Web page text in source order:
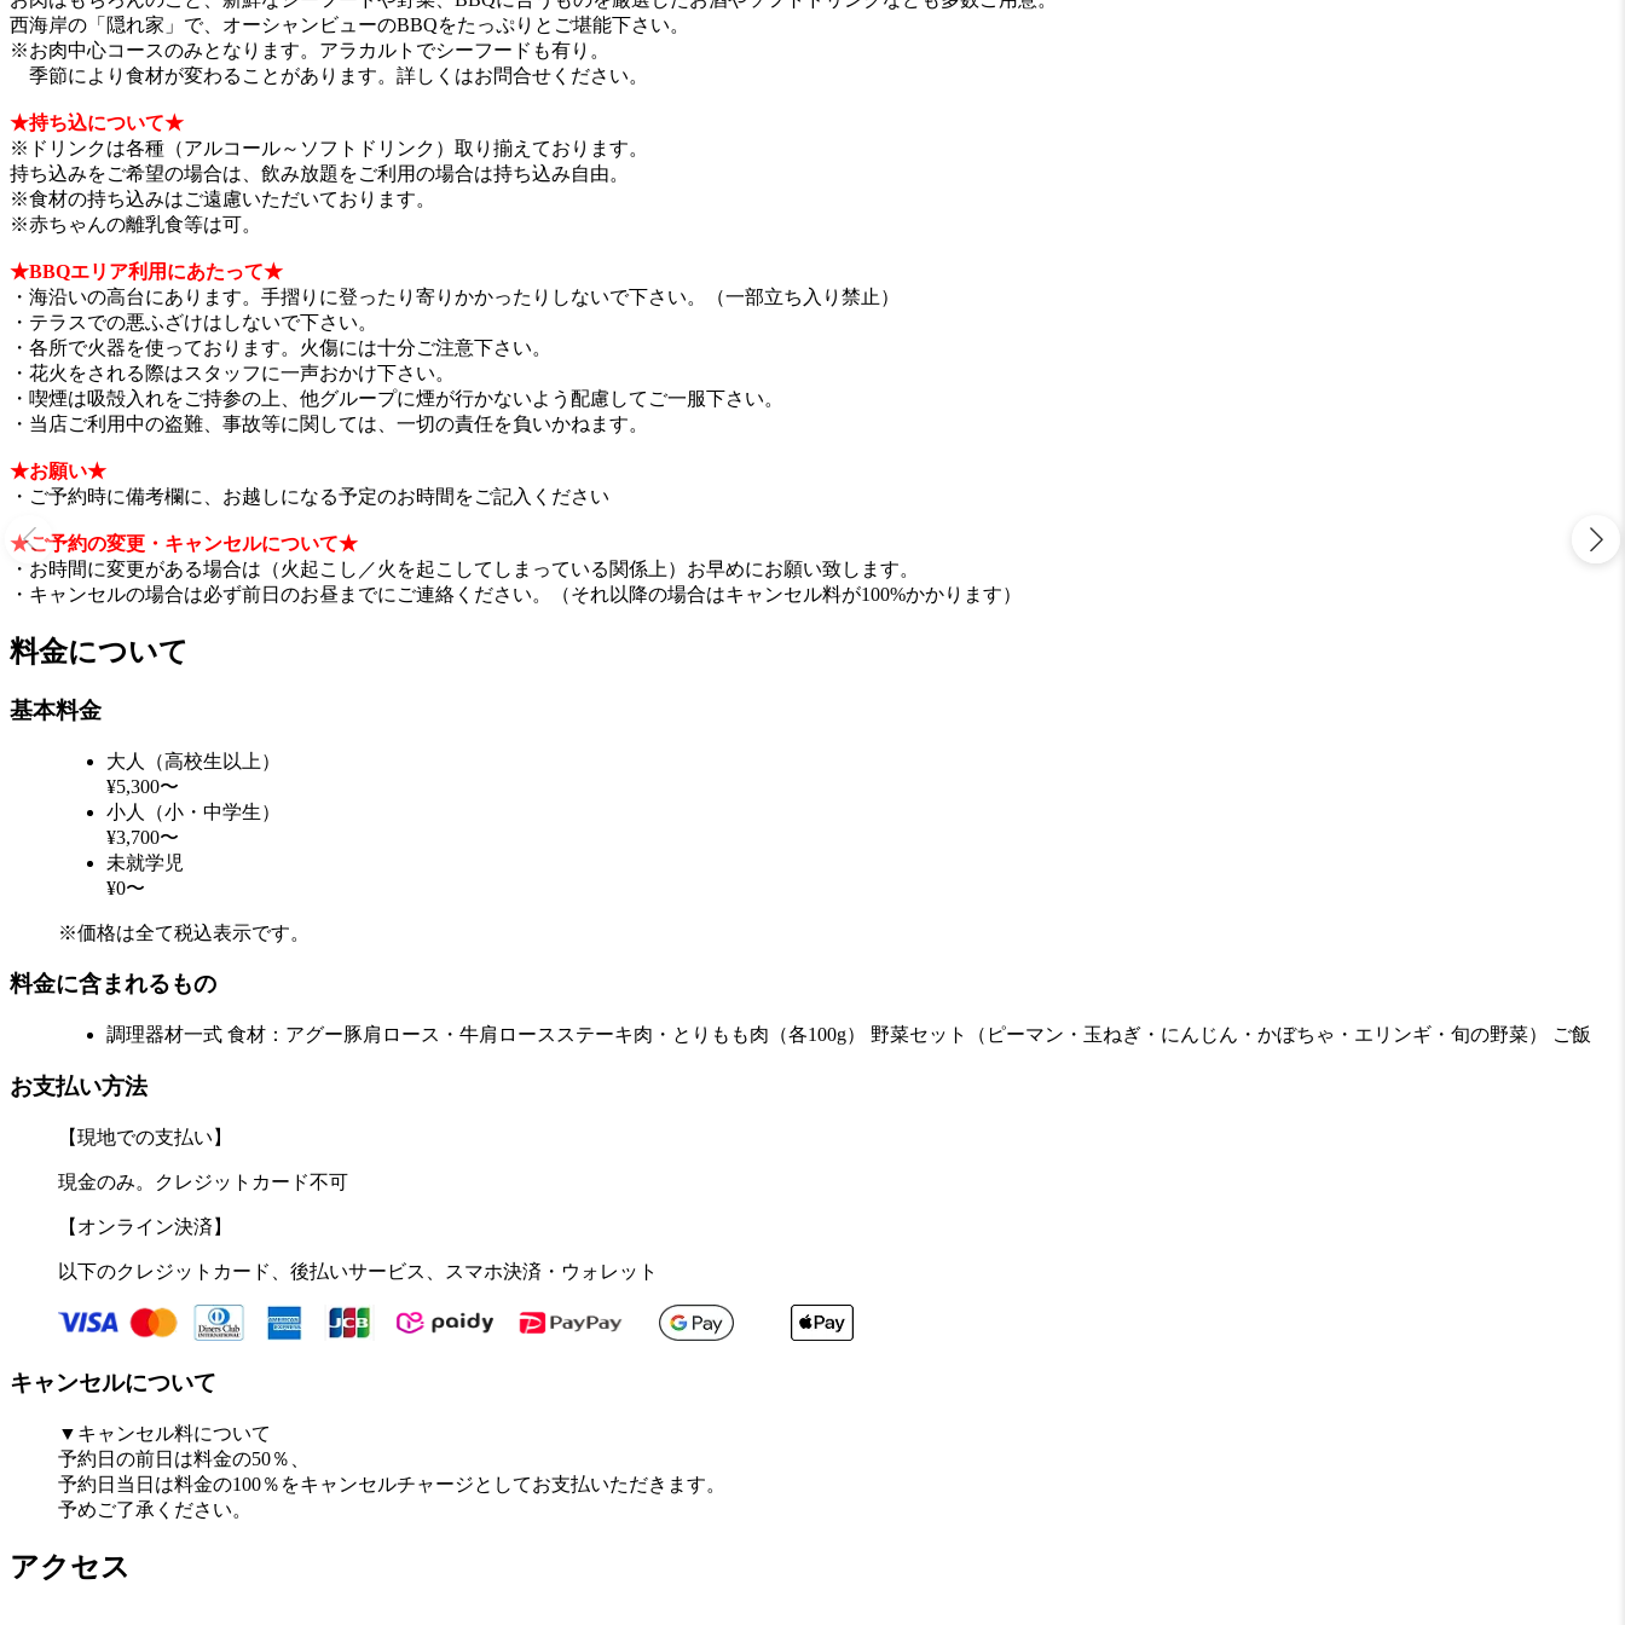
西海岸の「隠れ家」で、オーシャンビューのBBQをたっぷりとご堪能下さい。
※お肉中心コースのみとなります。アラカルトでシーフードも有り。
季節により食材が変わることがあります。詳しくはお問合せください。
★持ち込について★
※ドリンクは各種（アルコール～ソフトドリンク）取り揃えております。
持ち込みをご希望の場合は、飲み放題をご利用の場合は持ち込み自由。
※食材の持ち込みはご遠慮いただいております。
※赤ちゃんの離乳食等は可。
★BBQエリア利用にあたって★
・海沿いの高台にあります。手摺りに登ったり寄りかかったりしないで下さい。（一部立ち入り禁止）
・テラスでの悪ふざけはしないで下さい。
・各所で火器を使っております。火傷には十分ご注意下さい。
・花火をされる際はスタッフに一声おかけ下さい。
・喫煙は吸殻入れをご持参の上、他グループに煙が行かないよう配慮してご一服下さい。
・当店ご利用中の盗難、事故等に関しては、一切の責任を負いかねます。
★お願い★
・ご予約時に備考欄に、お越しになる予定のお時間をご記入ください
★ご予約の変更・キャンセルについて★
・お時間に変更がある場合は（火起こし／火を起こしてしまっている関係上）お早めにお願い致します。
・キャンセルの場合は必ず前日のお昼までにご連絡ください。（それ以降の場合はキャンセル料が100%かかります）
料金について
基本料金
大人（高校生以上）
¥5,300〜
小人（小・中学生）
¥3,700〜
未就学児
¥0〜
※価格は全て税込表示です。
料金に含まれるもの
調理器材一式 食材：アグー豚肩ロース・牛肩ロースステーキ肉・とりもも肉（各100g） 野菜セット（ピーマン・玉ねぎ・にんじん・かぼちゃ・エリンギ・旬の野菜） ご飯
お支払い方法
【現地での支払い】
現金のみ。クレジットカード不可
【オンライン決済】
以下のクレジットカード、後払いサービス、スマホ決済・ウォレット
キャンセルについて
▼キャンセル料について
予約日の前日は料金の50％、
予約日当日は料金の100％をキャンセルチャージとしてお支払いただきます。
予めご了承ください。
アクセス